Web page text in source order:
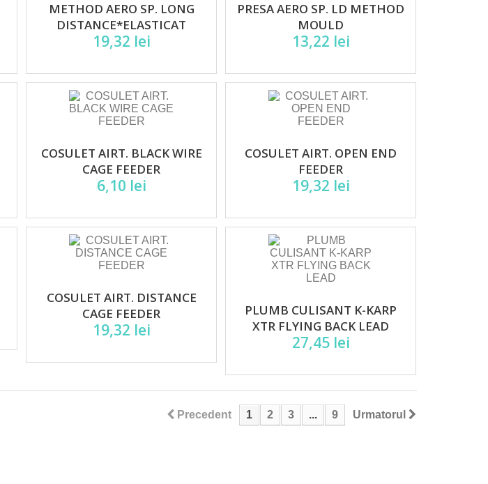
METHOD AERO SP. LONG
DISTANCE*ELASTICAT
19,32 lei
PRESA AERO SP. LD METHOD
MOULD
13,22 lei
COSULET AIRT. BLACK WIRE
CAGE FEEDER
6,10 lei
COSULET AIRT. OPEN END
FEEDER
19,32 lei
COSULET AIRT. DISTANCE
CAGE FEEDER
19,32 lei
PLUMB CULISANT K-KARP
XTR FLYING BACK LEAD
27,45 lei
Precedent 1 2 3 ... 9 Urmatorul